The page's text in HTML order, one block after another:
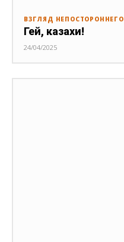
ВЗГЛЯД НЕПОСТОРОННЕГО
Гей, казахи!
24/04/2025